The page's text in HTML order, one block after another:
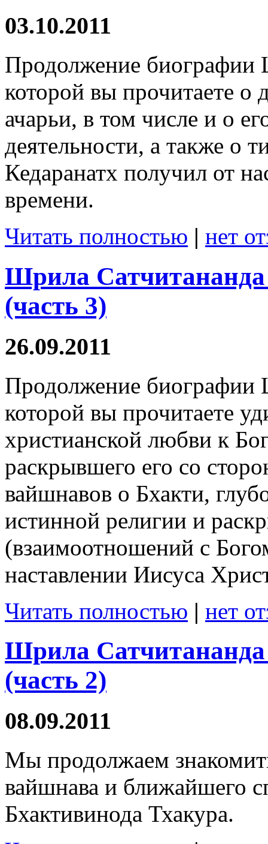
03.10.2011
Продолжение биографии
которой вы прочитаете о
ачарьи, в том числе и о
деятельности, а также о
Кедаранатх получил от
времени.
Читать полностью | нет
Шрила Сатчитананда
(часть 3)
26.09.2011
Продолжение биографии
которой вы прочитаете
христианской любви к
раскрывшего его со
вайшнавов о Бхакти,
истинной религии и
(взаимоотношений с
наставлении Иисуса
Читать полностью | нет
Шрила Сатчитананда
(часть 2)
08.09.2011
Мы продолжаем
вайшнава и ближайшего
Бхактивинода Тхакура.